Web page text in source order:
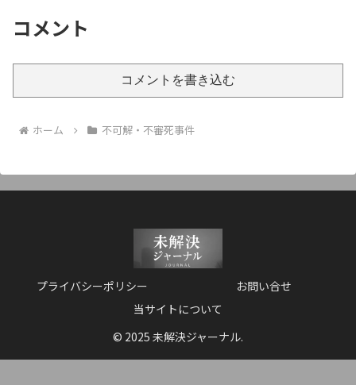
コメント
コメントを書き込む
ホーム 不可解・不審死事件
プライバシーポリシー
お問い合せ
当サイトについて
© 2025 未解決ジャーナル.